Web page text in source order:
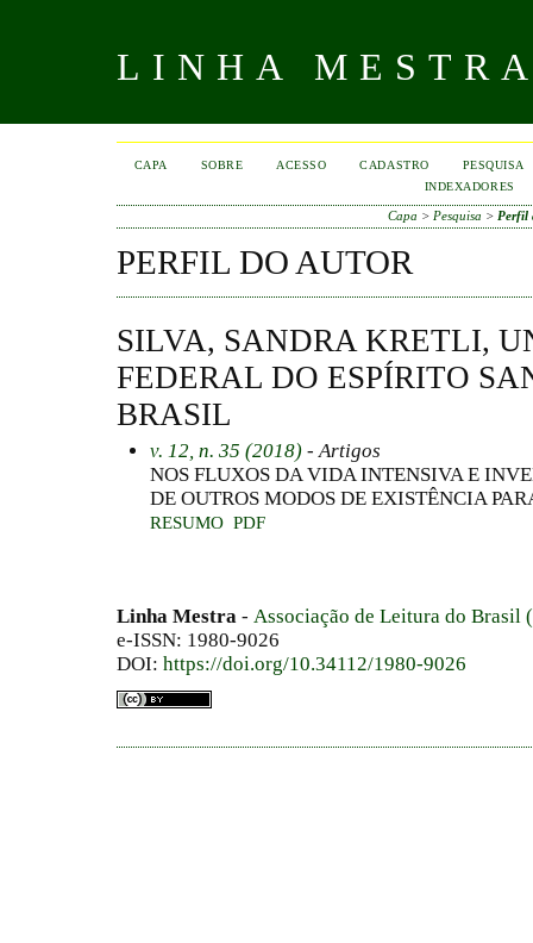
LINHA
CAPA SOBRE ACESSO CADASTRO
PESQUISA
INDEXADORES
Capa > Pesquisa > Perfil
PERFIL DO AUTOR
SILVA, SANDRA KRETLI,
FEDERAL DO ESPÍRITO
BRASIL
v. 12, n. 35 (2018) - Artigos
NOS FLUXOS DA VIDA INTENSIVA E
DE OUTROS MODOS DE EXISTÊNCIA
RESUMO PDF
Linha Mestra - Associação de Leitura do Brasil
e-ISSN: 1980-9026
DOI: https://doi.org/10.34112/1980-9026